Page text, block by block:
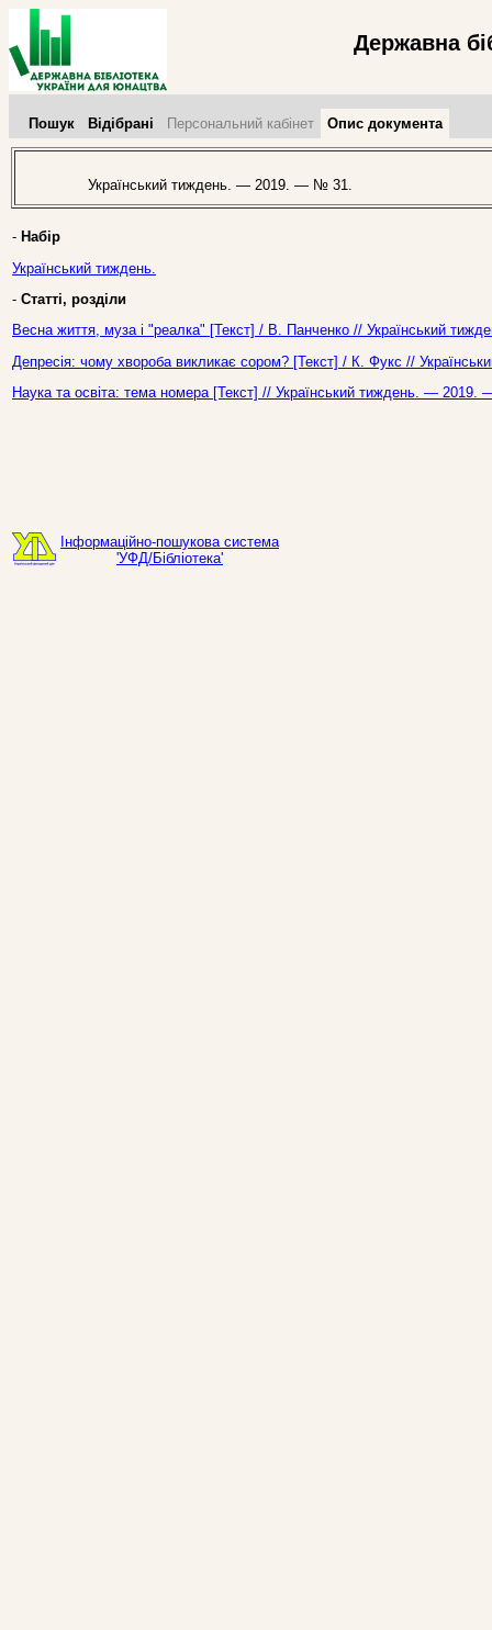
Державна
Пошук Відібрані Персональний кабінет Опис документа
Український тиждень. — 2019. — № 31.
- Набір
Український тиждень.
- Статті, розділи
Весна життя, муза і "реалка" [Текст] / В. Панченко // Український
Депресія: чому хвороба викликає сором? [Текст] / К. Фукс //
Наука та освіта: тема номера [Текст] // Український тиждень. —
Інформаційно-пошукова система
'УФД/Бібліотека'